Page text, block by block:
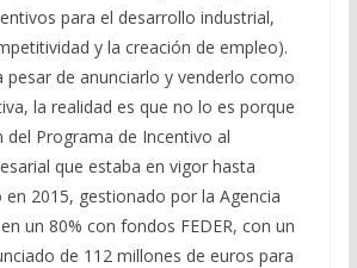
para el desarrollo industrial,
y la creación de empleo).
pesar de anunciarlo y venderlo como
la realidad es que no lo es porque
del Programa de Incentivo al
que estaba en vigor hasta
2015, gestionado por la Agencia
un 80% con fondos FEDER, con un
de 112 millones de euros para